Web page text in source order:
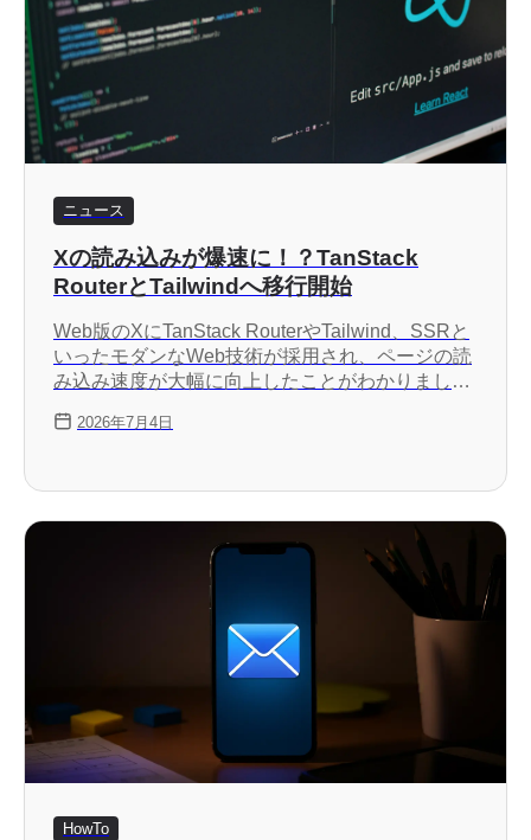
ニュース
Xの読み込みが爆速に！？TanStack
RouterとTailwindへ移行開始
Web版のXにTanStack RouterやTailwind、SSRと
いったモダンなWeb技術が採用され、ページの読
み込み速度が大幅に向上したことがわかりまし
れており、将来的にログイン状態でも適用される
2026年7月4日
HowTo